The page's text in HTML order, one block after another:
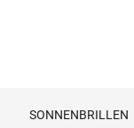
SONNENBRILLEN